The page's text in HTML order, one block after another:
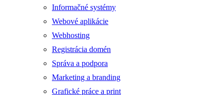
Informačné systémy
Webové aplikácie
Webhosting
Registrácia domén
Správa a podpora
Marketing a branding
Grafické práce a print